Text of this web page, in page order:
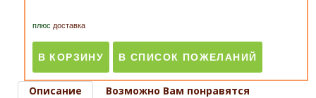
плюс доставка
Описание
Возможно Вам понравятся